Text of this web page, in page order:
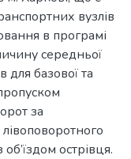
вузлів
в програмі
середньої
для базової та
за
острівця.